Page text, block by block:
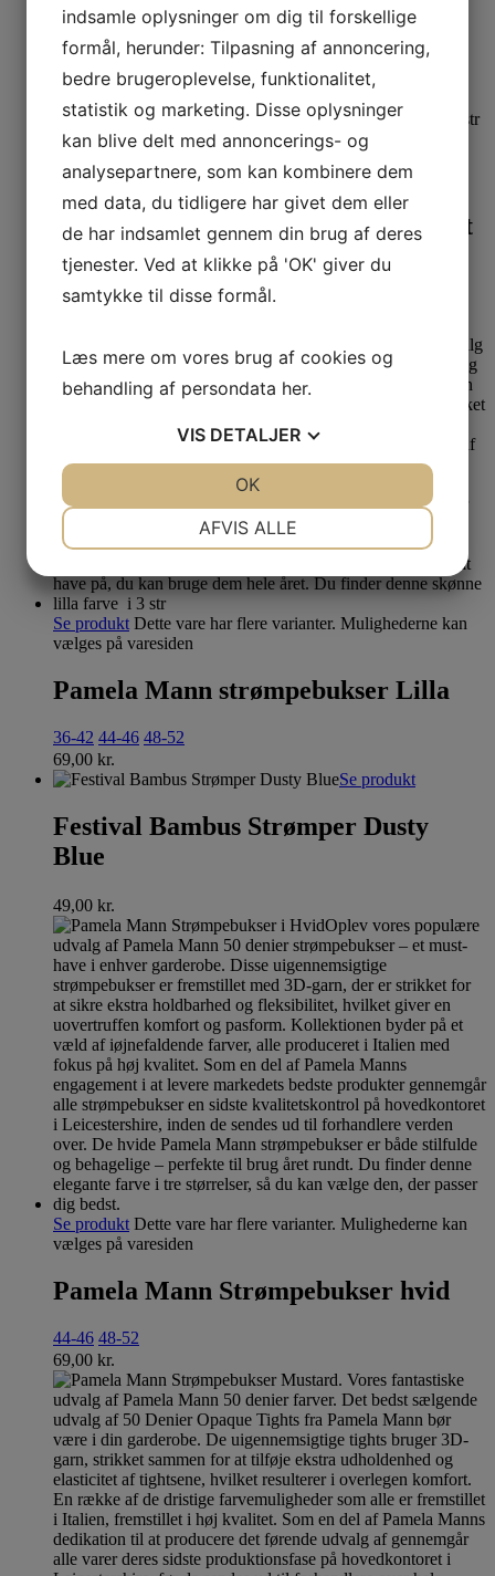
vælges på varesiden
Pamela Mann Strømpebukser Forest
Green
36-42 44-46 48-52
Se produkt Dette vare har flere varianter. Mulighederne kan
vælges på varesiden
Pamela Mann strømpebukser Lilla
36-42 44-46 48-52
69,00 kr.
Se produkt
Festival Bambus Strømper Dusty
Blue
49,00 kr.
Se produkt Dette vare har flere varianter. Mulighederne kan
vælges på varesiden
Pamela Mann Strømpebukser hvid
44-46 48-52
69,00 kr.
indsamle oplysninger om dig til forskellige
formål, herunder: Tilpasning af annoncering,
bedre brugeroplevelse, funktionalitet,
statistik og marketing. Disse oplysninger
kan blive delt med annoncerings- og
analysepartnere, som kan kombinere dem
med data, du tidligere har givet dem eller
de har indsamlet gennem din brug af deres
tjenester. Ved at klikke på 'OK' giver du
samtykke til disse formål.
Læs mere om vores brug af cookies og
behandling af persondata her.
VIS DETALJER
MARKETING STATISTIK
AFVIS ALLE
OK